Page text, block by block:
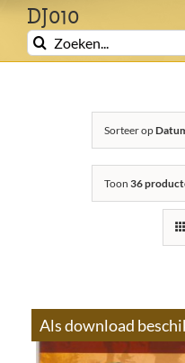
DJ010
Zoeken
naar:
Sorteer op
Toon 36
Als download